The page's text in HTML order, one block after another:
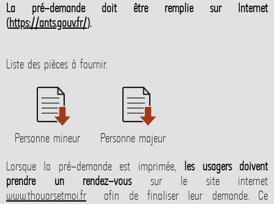
La pré-demande doit être remplie sur Internet
(https://ants.gouv.fr/).
Liste des pièces à fournir.
Personne mineur
Personne majeur
Lorsque la pré-demande est imprimée, les usagers doivent
prendre un rendez-voussur le site internet
www.thouarsetmoi.fr afin de finaliser leur demande. Ce